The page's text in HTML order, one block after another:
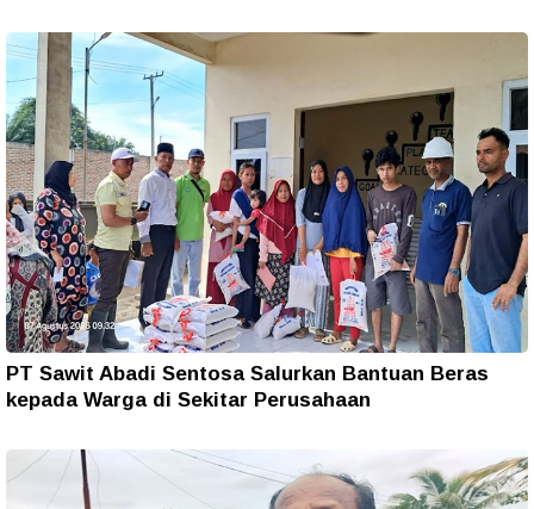
PT Sawit Abadi Sentosa Salurkan Bantuan Beras
kepada Warga di Sekitar Perusahaan